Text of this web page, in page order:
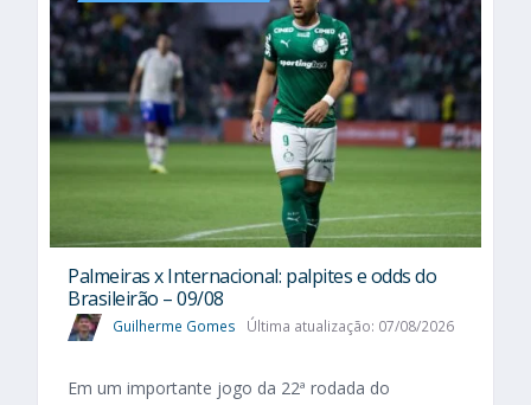
Palmeiras x Internacional: palpites e odds do
Brasileirão – 09/08
Guilherme Gomes Última atualização: 07/08/2026
Em um importante jogo da 22ª rodada do